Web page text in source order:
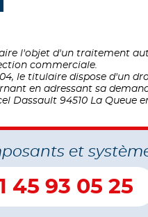
l'objet d'un traitement
commerciale.
le titulaire dispose d'un
en adressant sa
Dassault 94510 La Queue
et
45 93 05 25